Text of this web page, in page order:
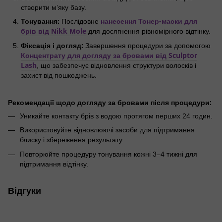
створити м’яку базу.
Тонування: Послідовне нанесення Тонер-маски для
брів від Nikk Mole для досягнення рівномірного відтінку.
Фіксація і догляд: Завершення процедури за допомогою
Концентрату для догляду за бровами від Sculptor
Lash , що забезпечує відновлення структури волосків і
захист від пошкоджень.
Рекомендації щодо догляду за бровами після процедури:
Уникайте контакту брів з водою протягом перших 24 годин.
Використовуйте відновлюючі засоби для підтримання
блиску і збереження результату.
Повторюйте процедуру тонування кожні 3–4 тижні для
підтримання відтінку.
Відгуки